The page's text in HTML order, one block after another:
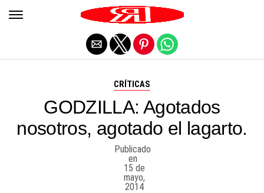
CRÍTICAS
GODZILLA: Agotados
nosotros, agotado el lagarto.
Publicado
en
15 de
mayo,
2014
Salir de la versión móvil